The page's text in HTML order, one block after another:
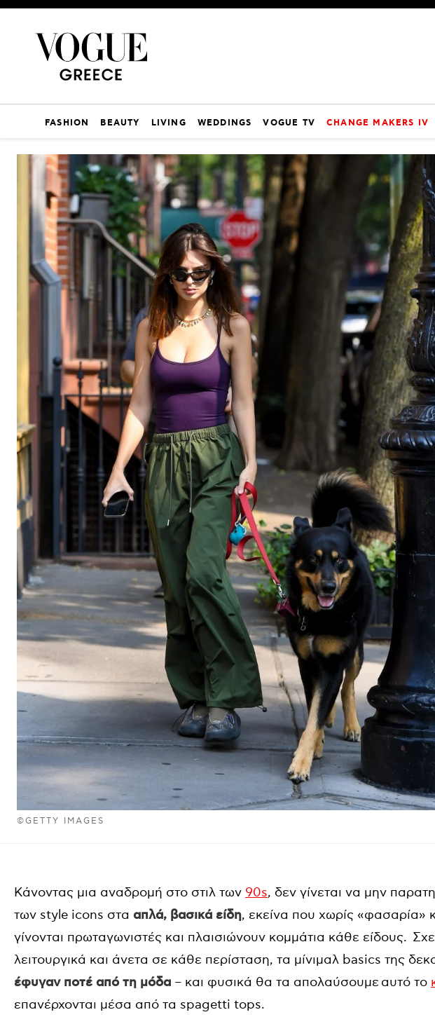
FASHION BEAUTY LIVING WEDDINGS VOGUE TV CHANGE MAKERS IV
©GETTY IMAGES
Κάνοντας μια αναδρομή στο στιλ των 90s, δεν γίνεται να μην
των style icons στα απλά, βασικά είδη, εκείνα που χωρίς «φασαρία»
γίνονται πρωταγωνιστές και πλαισιώνουν κομμάτια κάθε είδους.
λειτουργικά και άνετα σε κάθε περίσταση, τα μίνιμαλ basics της
έφυγαν ποτέ από τη μόδα – και φυσικά θα τα απολαύσουμε αυτό το
επανέρχονται μέσα από τα spagetti tops.